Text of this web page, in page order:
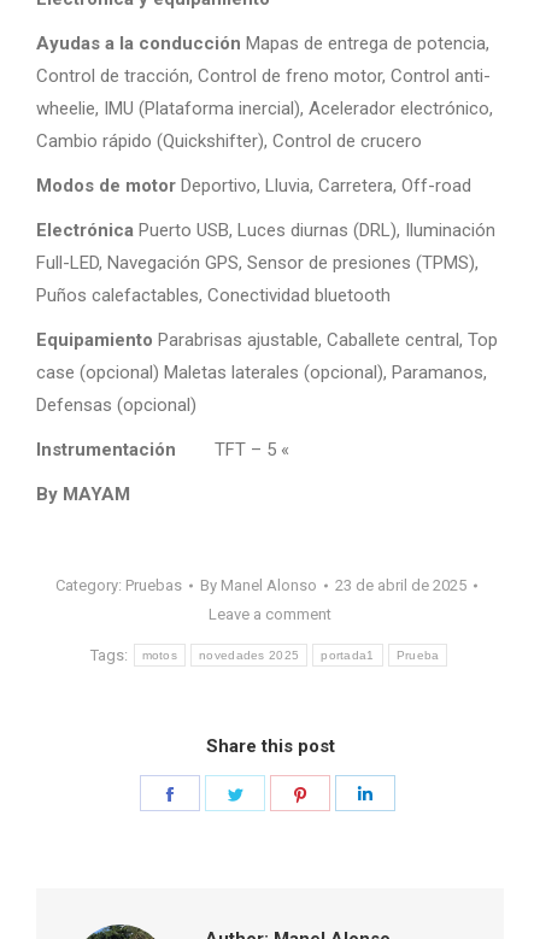
Ayudas a la conducción Mapas de entrega de potencia,
Control de tracción, Control de freno motor, Control anti-
wheelie, IMU (Plataforma inercial), Acelerador electrónico,
Cambio rápido (Quickshifter), Control de crucero
Modos de motor Deportivo, Lluvia, Carretera, Off-road
Electrónica Puerto USB, Luces diurnas (DRL), Iluminación
Full-LED, Navegación GPS, Sensor de presiones (TPMS),
Puños calefactables, Conectividad bluetooth
Equipamiento Parabrisas ajustable, Caballete central, Top
case (opcional) Maletas laterales (opcional), Paramanos,
Defensas (opcional)
Instrumentación TFT – 5 «
By MAYAM
Category: Pruebas By Manel Alonso
23 de abril de 2025
Leave a comment
Tags: motos novedades 2025 portada1 Prueba
Share this post